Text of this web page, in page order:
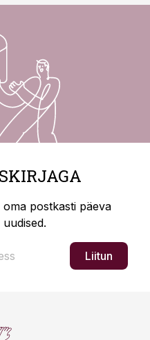
postkasti päeva
Liitun